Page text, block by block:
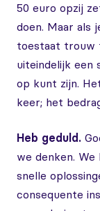
50 euro opzij
doen. Maar als
toestaat trouw
uiteindelijk een
op kunt zijn.
keer; het
Heb geduld.
we denken.
snelle
consequente